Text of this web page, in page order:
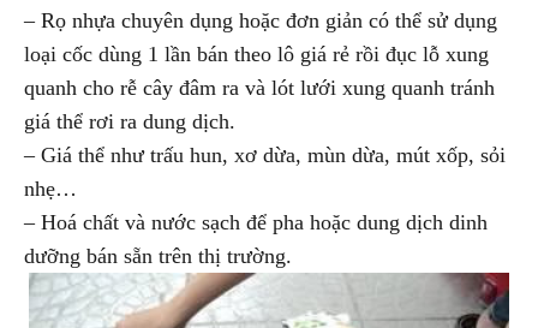
– Rọ nhựa chuyên dụng hoặc đơn giản có thể sử dụng
loại cốc dùng 1 lần bán theo lô giá rẻ rồi đục lỗ xung
quanh cho rễ cây đâm ra và lót lưới xung quanh tránh
giá thể rơi ra dung dịch.
– Giá thể như trấu hun, xơ dừa, mùn dừa, mút xốp, sỏi
nhẹ…
– Hoá chất và nước sạch để pha hoặc dung dịch dinh
dưỡng bán sẵn trên thị trường.